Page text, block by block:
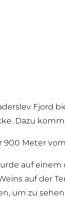
Fjord
Dazu
900 Meter
auf einem
auf der
um zu